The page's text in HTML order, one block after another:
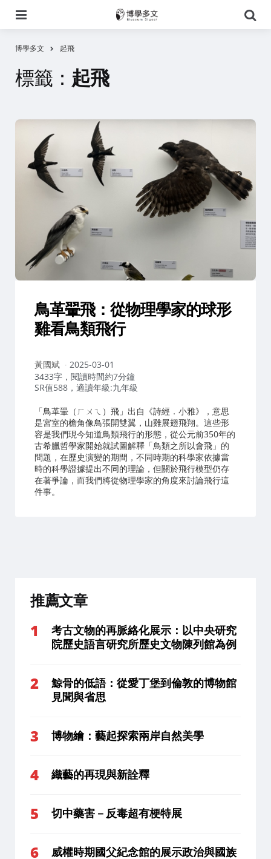
尋
博學多文 起飛
標籤： 起飛
鳥革翬飛：從物理學家的球形
雞看鳥類飛行
作
者：
黃國斌
2025-03-01
3433字，閱讀時間約7分鐘
SR值588，適讀年級:九年級
「鳥革翬（ㄏㄨㄟ）飛」出自《詩經．小雅》，意思
是宮室的檐角像鳥張開雙翼，山雞展翅飛翔。這些形
容是我們現今知道鳥類飛行的形態，從公元前350年的
古希臘哲學家開始就試圖解釋「鳥類之所以會飛」的
問題，在歷史演變的期間，不同時期的科學家依據當
時的科學證據提出不同的理論，但關於飛行模型仍存
在著爭論，而我們將從物理學家的角度來討論飛行這
件事。
推薦文章
考古文物的再脈絡化展示：以中央研究
院歷史語言研究所歷史文物陳列館為例
鯨骨的低語：從愛丁堡到倫敦的博物館
見聞與省思
博物繪：藝起探索兩岸自然美學
織藝的再現與新詮釋
切中藥害－反毒超有梗特展
威權時期國父紀念館的展示政治與國族